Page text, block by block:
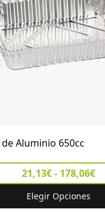
de Aluminio 650cc
21,13€ - 178,06€
Elegir Opciones